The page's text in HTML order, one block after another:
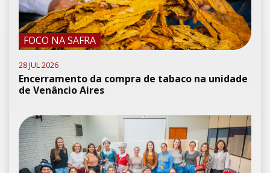
FOCO NA SAFRA
28 JUL 2026
Encerramento da compra de tabaco na unidade
de Venâncio Aires